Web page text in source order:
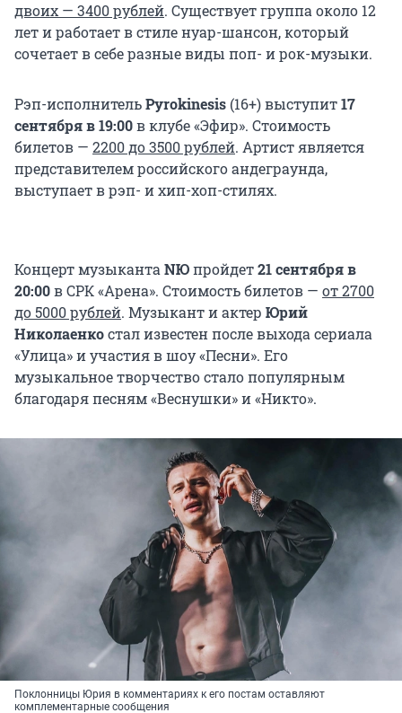
двоих — 3400 рублей. Существует группа около 12
лет и работает в стиле нуар-шансон, который
сочетает в себе разные виды поп- и рок-музыки.
Рэп-исполнительPyrokinesis (16+)выступит17
сентября в 19:00в клубе «Эфир». Стоимость
билетов — 2200 до 3500 рублей. Артист является
представителем российского андеграунда,
выступает в рэп- и хип-хоп-стилях.
Концерт музыкантаNЮпройдет21 сентября в
20:00в СРК «Арена». Стоимость билетов — от 2700
до 5000 рублей. Музыкант и актер Юрий
Николаенкостал известен после выхода сериала
«Улица» и участия в шоу «Песни». Его
музыкальное творчество стало популярным
благодаря песням «Веснушки» и «Никто».
Поклонницы Юрия в комментариях к его постам оставляют
комплементарные сообщения